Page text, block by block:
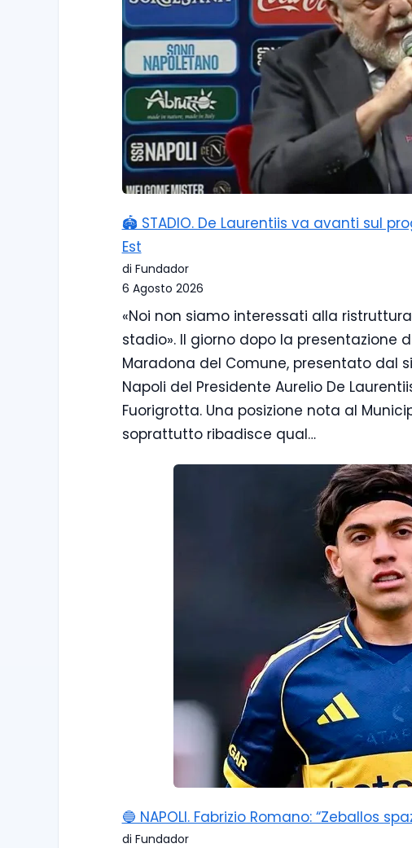
🏟️ STADIO. De Laurentiis va avanti sul
Est
di Fundador
6 Agosto 2026
«Noi non siamo interessati alla
stadio». Il giorno dopo la presentazione
Maradona del Comune, presentato dal
Napoli del Presidente Aurelio De
Fuorigrotta. Una posizione nota al
soprattutto ribadisce qual…
🔵 NAPOLI. Fabrizio Romano: “Zeballos
di Fundador